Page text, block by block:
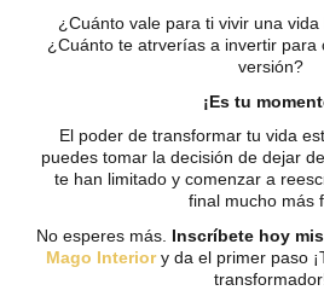
¿Cuánto vale para ti vivir una
¿Cuánto te atrverías a invertir para
versión?
¡Es tu
El poder de transformar tu vida
puedes tomar la decisión de dejar
te han limitado y comenzar a
final mucho más
No esperes más. Inscríbete hoy
Mago Interiory da el primer paso